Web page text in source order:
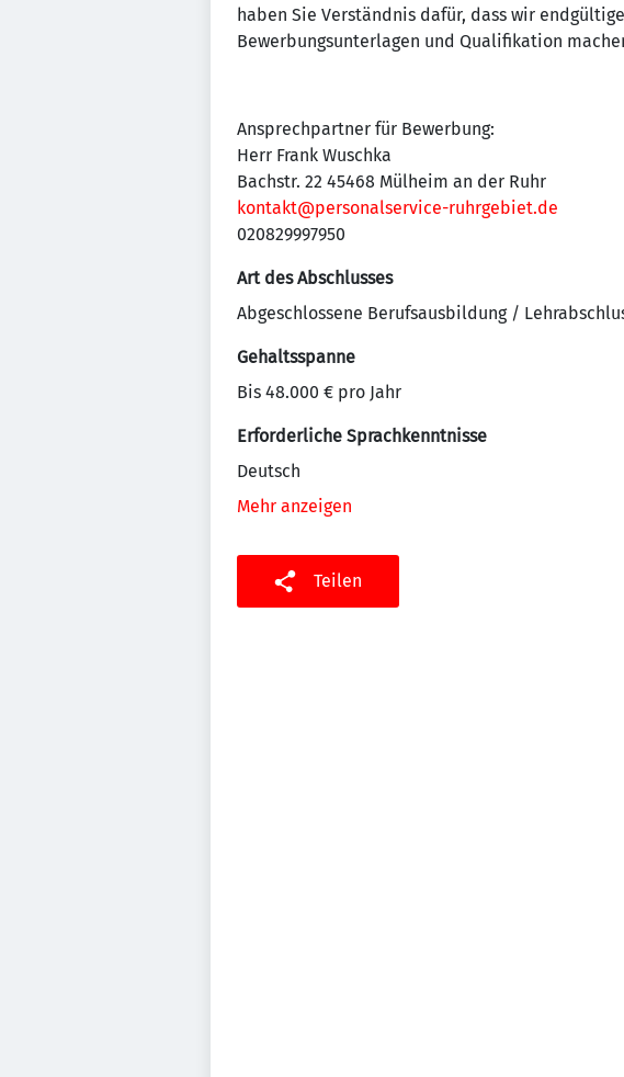
haben Sie Verständnis dafür, dass wir
Bewerbungsunterlagen und Qualifikation
Ansprechpartner für Bewerbung:
Herr Frank Wuschka
Bachstr. 22 45468 Mülheim an der Ruhr
kontakt@personalservice-ruhrgebiet.de
020829997950
Art des Abschlusses
Abgeschlossene Berufsausbildung /
Gehaltsspanne
Bis 48.000 € pro Jahr
Erforderliche Sprachkenntnisse
Deutsch
Mehr anzeigen
Teilen